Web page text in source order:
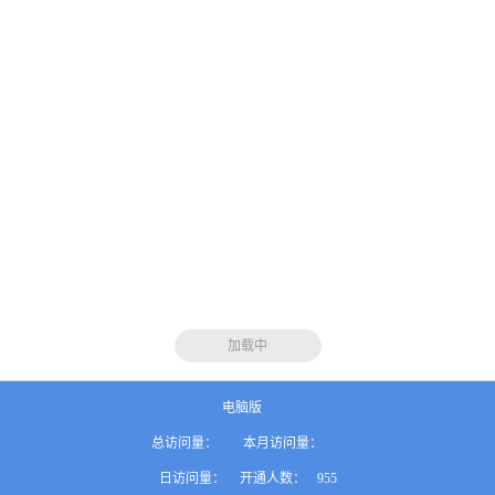
加载中
电脑版
总访问量： 本月访问量：
日访问量： 开通人数： 955